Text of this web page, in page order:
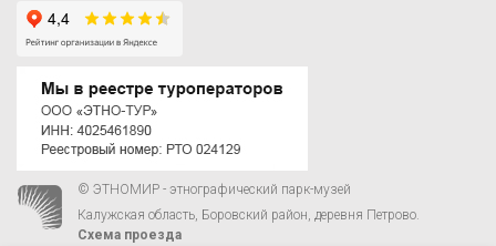
© ЭТНОМИР - этнографический парк-музей
Калужская область, Боровский район, деревня Петрово.
Схема проезда